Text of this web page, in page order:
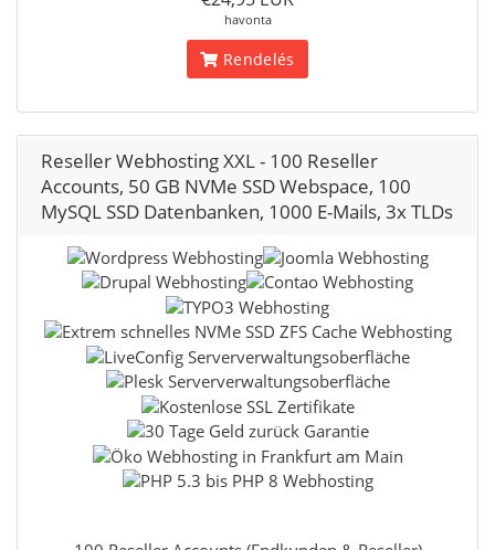
havonta
Rendelés
Reseller Webhosting XXL - 100 Reseller
Accounts, 50 GB NVMe SSD Webspace, 100
MySQL SSD Datenbanken, 1000 E-Mails, 3x TLDs